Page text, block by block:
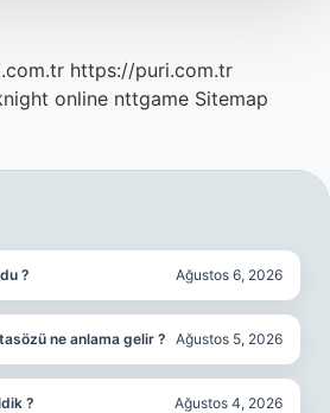
https://puri.com.tr
online nttgame Sitemap
? Ağustos 6, 2026
ne anlama gelir ? Ağustos 5, 2026
? Ağustos 4, 2026